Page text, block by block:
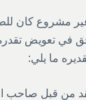
غير مشروع كان
في تعويض
ما يلي:
من قبل صاحب